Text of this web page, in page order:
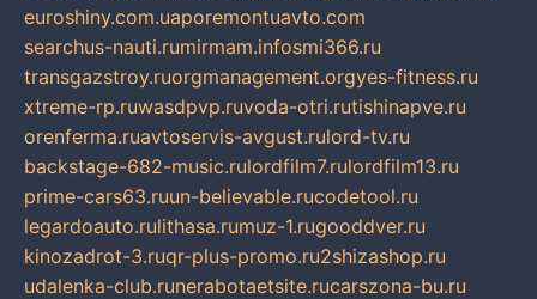
euroshiny.com.uaporemontuavto.com
searchus-nauti.rumirmam.infosmi366.ru
transgazstroy.ruorgmanagement.orgyes-fitness.ru
xtreme-rp.ruwasdpvp.ruvoda-otri.rutishinapve.ru
orenferma.ruavtoservis-avgust.rulord-tv.ru
backstage-682-music.rulordfilm7.rulordfilm13.ru
prime-cars63.ruun-believable.rucodetool.ru
legardoauto.rulithasa.rumuz-1.rugooddver.ru
kinozadrot-3.ruqr-plus-promo.ru2shizashop.ru
udalenka-club.runerabotaetsite.rucarszona-bu.ru